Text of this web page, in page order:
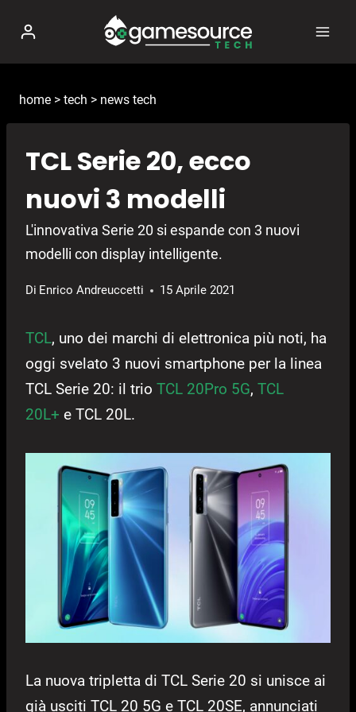
contenuto
home > tech > news tech
TCL Serie 20, ecco
nuovi 3 modelli
L'innovativa Serie 20 si espande con 3 nuovi
modelli con display intelligente.
Di Enrico Andreuccetti 15 Aprile 2021
TCL, uno dei marchi di elettronica più noti, ha
oggi svelato 3 nuovi smartphone per la linea
TCL Serie 20: il trio TCL 20Pro 5G, TCL
20L+ e TCL 20L.
La nuova tripletta di TCL Serie 20 si unisce ai
già usciti TCL 20 5G e TCL 20SE, annunciati